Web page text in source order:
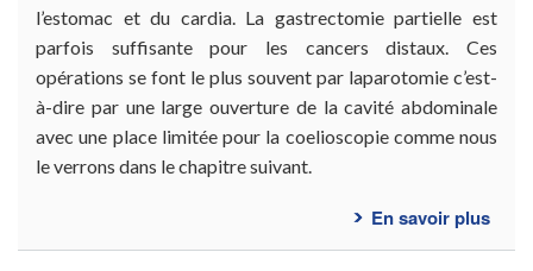
l’estomac et du cardia. La gastrectomie partielle est
parfois suffisante pour les cancers distaux. Ces
opérations se font le plus souvent par laparotomie c’est-
à-dire par une large ouverture de la cavité abdominale
avec une place limitée pour la coelioscopie comme nous
le verrons dans le chapitre suivant.
En savoir plussur
Les